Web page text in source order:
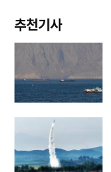
추천기사